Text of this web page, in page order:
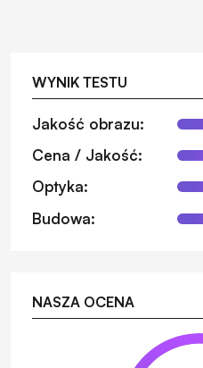
WYNIK TESTU
Jakość obrazu:
Cena / Jakość:
Optyka:
Budowa:
NASZA OCENA